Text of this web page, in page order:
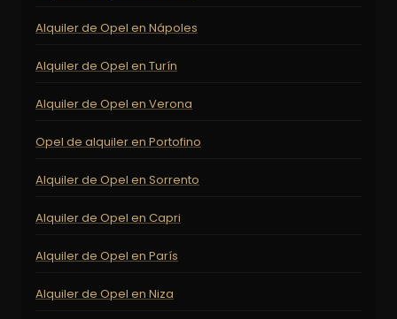
Alquiler de Opel en Nápoles
Alquiler de Opel en Turín
Alquiler de Opel en Verona
Opel de alquiler en Portofino
Alquiler de Opel en Sorrento
Alquiler de Opel en Capri
Alquiler de Opel en París
Alquiler de Opel en Niza